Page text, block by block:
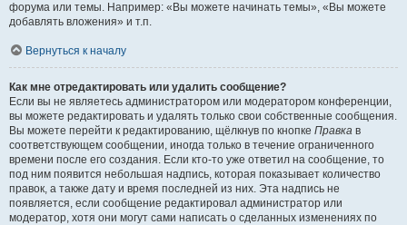
форума или темы. Например: «Вы можете начинать темы», «Вы можете
добавлять вложения» и т.п.
Вернуться к началу
Как мне отредактировать или удалить сообщение?
Если вы не являетесь администратором или модератором конференции,
вы можете редактировать и удалять только свои собственные сообщения.
Вы можете перейти к редактированию, щёлкнув по кнопке Правка в
соответствующем сообщении, иногда только в течение ограниченного
времени после его создания. Если кто-то уже ответил на сообщение, то
под ним появится небольшая надпись, которая показывает количество
правок, а также дату и время последней из них. Эта надпись не
появляется, если сообщение редактировал администратор или
модератор, хотя они могут сами написать о сделанных изменениях по